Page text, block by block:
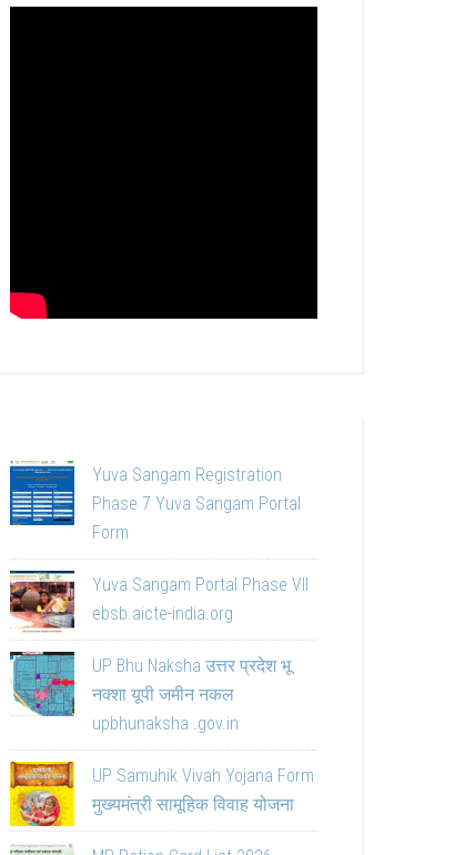
Yuva Sangam Registration
Phase 7 Yuva Sangam Portal
Form
Yuva Sangam Portal Phase VII
ebsb.aicte-india.org
UP Bhu Naksha उत्तर प्रदेश भू
नक्शा यूपी जमीन नकल
upbhunaksha .gov.in
UP Samuhik Vivah Yojana Form
मुख्यमंत्री सामूहिक विवाह योजना